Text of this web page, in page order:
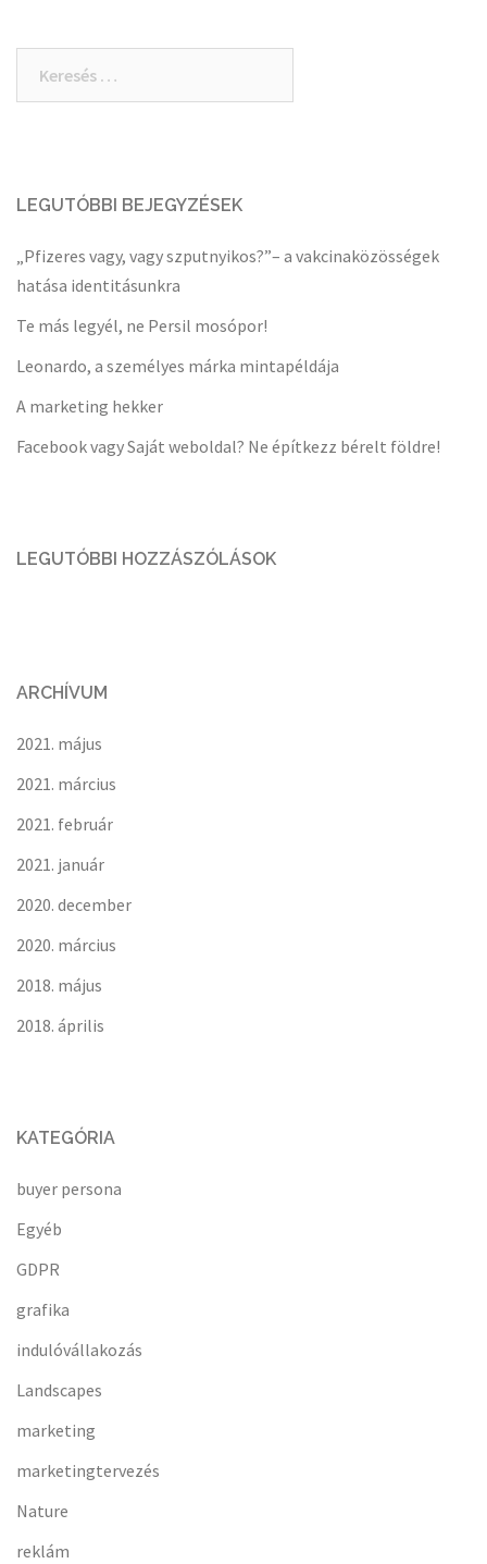
LEGUTÓBBI BEJEGYZÉSEK
„Pfizeres vagy, vagy szputnyikos?”– a vakcinaközösségek
hatása identitásunkra
Te más legyél, ne Persil mosópor!
Leonardo, a személyes márka mintapéldája
A marketing hekker
Facebook vagy Saját weboldal? Ne építkezz bérelt földre!
LEGUTÓBBI HOZZÁSZÓLÁSOK
ARCHÍVUM
2021. május
2021. március
2021. február
2021. január
2020. december
2020. március
2018. május
2018. április
KATEGÓRIA
buyer persona
Egyéb
GDPR
grafika
indulóvállakozás
Landscapes
marketing
marketingtervezés
Nature
reklám